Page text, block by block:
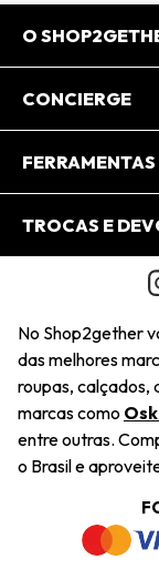
O
Sobre Nós
Journal
Saiu na Mídia
Sustentabilidade
Navegando
Termos e
CONCIERGE
Central de
Regulamento e
FERRAMENTAS
Minha Conta
Pedido de
Wishlist
TROCAS E
Condições
Troca Fácil
Restituição de
Dúvidas
Termos e
Política de
No Shop2gether
das melhores
roupas, calçados,
marcas como
entre outras.
o Brasil e